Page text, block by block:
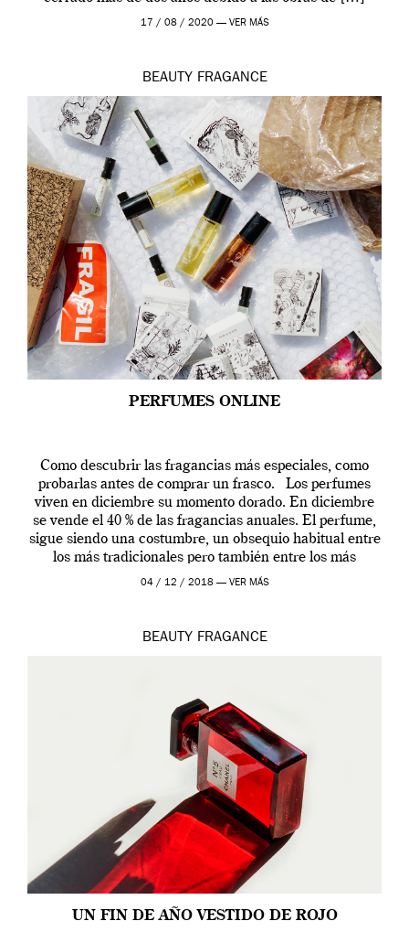
17 / 08 / 2020 — VER MÁS
BEAUTY FRAGANCE
PERFUMES ONLINE
Como descubrir las fragancias más especiales, como
probarlas antes de comprar un frasco. Los perfumes
viven en diciembre su momento dorado. En diciembre
se vende el 40 % de las fragancias anuales. El perfume,
sigue siendo una costumbre, un obsequio habitual entre
los más tradicionales pero también entre los más
modernos. Estos días ha […]
04 / 12 / 2018 — VER MÁS
BEAUTY FRAGANCE
UN FIN DE AÑO VESTIDO DE ROJO